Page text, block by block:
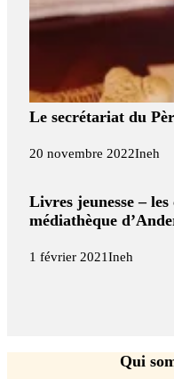
Le secrétariat du
20 novembre 2022Ineh
Livres jeunesse –
médiathèque
1 février 2021Ineh
Qui